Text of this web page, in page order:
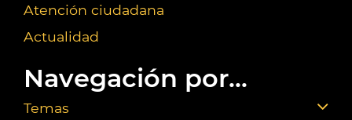
Atención ciudadana
Actualidad
Navegación por...
Temas